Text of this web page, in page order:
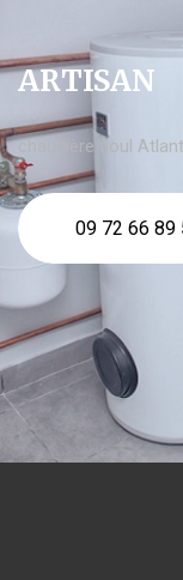
ARTISAN
chaudière fioul
09 72 66 89